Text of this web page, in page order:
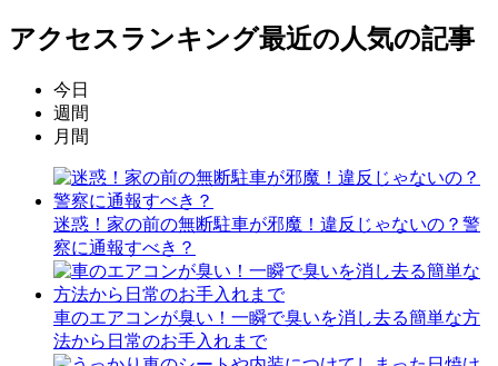
アクセスランキング最近の人気の記事
今日
週間
月間
迷惑！家の前の無断駐車が邪魔！違反じゃないの？警
察に通報すべき？
車のエアコンが臭い！一瞬で臭いを消し去る簡単な方
法から日常のお手入れまで